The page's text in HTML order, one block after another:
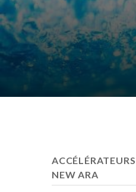
NEW ARA